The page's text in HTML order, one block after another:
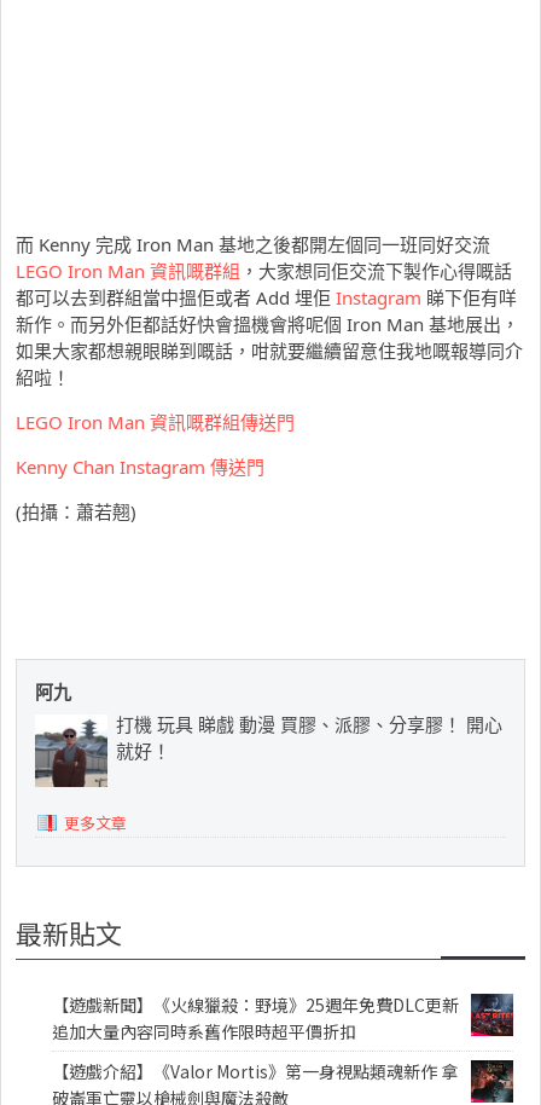
而 Kenny 完成 Iron Man 基地之後都開左個同一班同好交流
LEGO Iron Man 資訊嘅群組 ，大家想同佢交流下製作心得嘅話
都可以去到群組當中搵佢或者 Add 埋佢 Instagram 睇下佢有咩
新作。而另外佢都話好快會搵機會將呢個 Iron Man 基地展出，
如果大家都想親眼睇到嘅話，咁就要繼續留意住我地嘅報導同介
紹啦！
LEGO Iron Man 資訊嘅群組傳送門
Kenny Chan Instagram 傳送門
(拍攝：蕭若翹)
阿九
打機 玩具 睇戲 動漫 買膠、派膠、分享膠！ 開心
就好！
更多文章
最新貼文
【遊戲新聞】《火線獵殺：野境》25週年免費DLC更新
追加大量內容同時系舊作限時超平價折扣
【遊戲介紹】《Valor Mortis》第一身視點類魂新作 拿
破崙軍亡靈以槍械劍與魔法殺敵